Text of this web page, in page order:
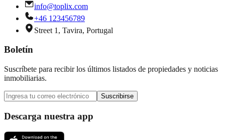
info@toplix.com
+46 123456789
Street 1, Tavira, Portugal
Boletín
Suscríbete para recibir los últimos listados de propiedades y noticias
inmobiliarias.
Suscribirse
Descarga nuestra app